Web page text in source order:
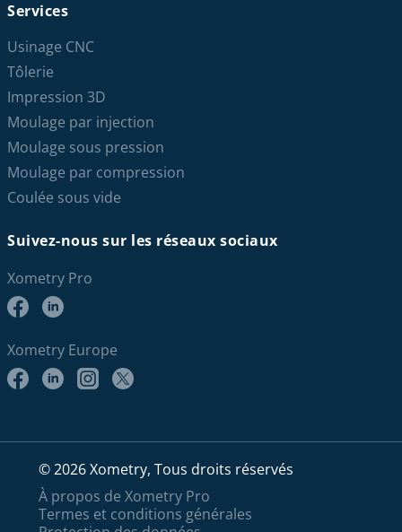
Services
Usinage CNC
Tôlerie
Impression 3D
Moulage par injection
Moulage sous pression
Moulage par compression
Coulée sous vide
Suivez-nous sur les réseaux sociaux
Xometry Pro
Xometry Europe
© 2026 Xometry, Tous droits réservés
À propos de Xometry Pro
Termes et conditions générales